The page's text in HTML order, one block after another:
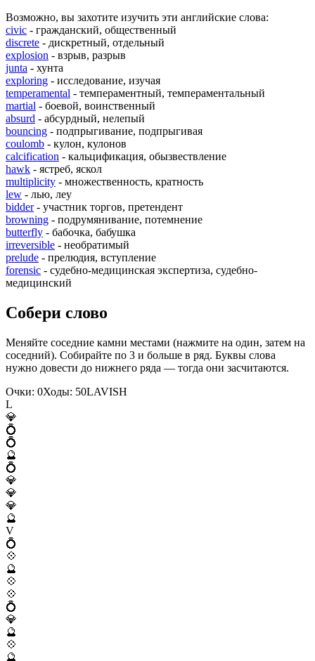
Возможно, вы захотите изучить эти английские слова:
civic - гражданский, общественный
discrete - дискретный, отдельный
explosion - взрыв, разрыв
junta - хунта
exploring - исследование, изучая
temperamental - темпераментный, темпераментальный
martial - боевой, воинственный
absurd - абсурдный, нелепый
bouncing - подпрыгивание, подпрыгивая
coulomb - кулон, кулонов
calcification - кальцификация, обызвествление
hawk - ястреб, яскол
multiplicity - множественность, кратность
lew - лью, леу
bidder- участник торгов, претендент
browning - подрумянивание, потемнение
butterfly - бабочка, бабушка
irreversible - необратимый
prelude - прелюдия, вступление
forensic - судебно-медицинская экспертиза, судебно-
медицинский
Собери слово
Меняйте соседние камни местами (нажмите на один, затем на
соседний). Собирайте по 3 и больше в ряд. Буквы слова
нужно довести до нижнего ряда — тогда они засчитаются.
Очки: 0Ходы: 50LAVISH
L
💎
💍
💍
🔮
💍
💎
💎
💎
🔮
V
💍
💠
🔮
💠
💠
💍
💎
🔮
💠
🔮